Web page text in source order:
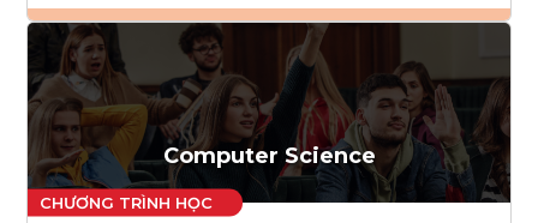
Ghi danh
Tham vấn Interlink
Computer Science